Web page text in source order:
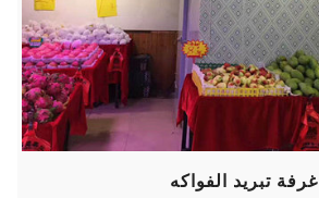
غرفة تبريد الفواكه